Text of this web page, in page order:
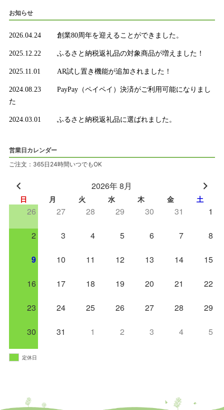
お知らせ
2026.04.24 創業80周年を迎えることができました。
2025.12.22 ふるさと納税返礼品の対象商品が増えました！
2025.11.01 AR試し置き機能が追加されました！
2024.08.23
PayPay（ペイペイ）決済がご利用可能になりまし
た
2024.03.01 ふるさと納税返礼品に選ばれました。
営業日カレンダー
ご注文：365日24時間いつでもOK
2026年 8月
日 月 火 水 木 金 土
26 27 28 29 30 31 1
2 3 4 5 6 7 8
9 10 11 12 13 14 15
16 17 18 19 20 21 22
23 24 25 26 27 28 29
30 31 1 2 3 4 5
定休日